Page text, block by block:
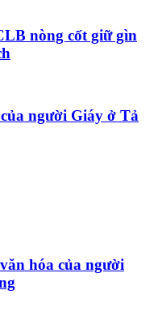
nòng cốt giữ gìn
người Giáy ở Tả
hóa của người